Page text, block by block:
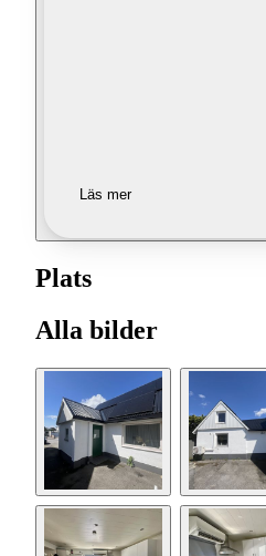
Läs mer
Plats
Alla bilder